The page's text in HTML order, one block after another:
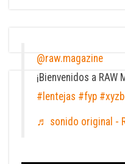
@raw.magazine
¡Bienvenidos a RAW
#lentejas #fyp
♬ sonido original -